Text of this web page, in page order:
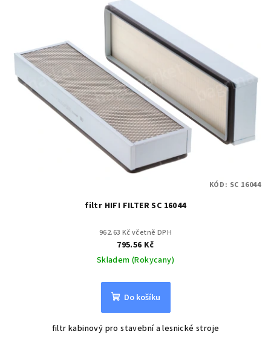
filtr HIFI FILTER SC 16044
962.63 Kč včetně DPH
795.56 Kč
Skladem (Rokycany)
Do košíku
filtr kabinový pro stavební a lesnické stroje
KÓD: SC 16044